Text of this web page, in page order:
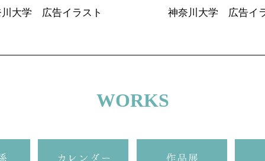
川大学 広告イラスト 神奈川大学 広告イ
WORKS